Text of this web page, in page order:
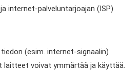
internet-palveluntarjoajan (ISP)
(esim. internet-signaalin)
laitteet voivat ymmärtää ja käyttää.